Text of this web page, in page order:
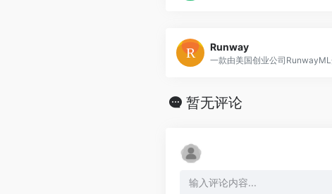
Runway
暂无评论